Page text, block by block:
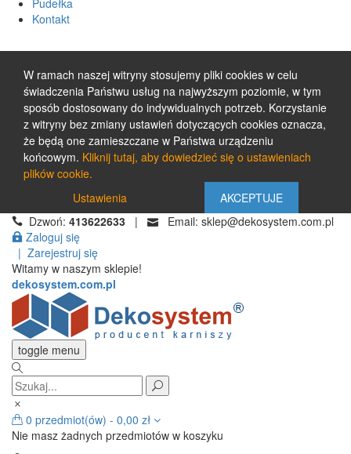
Pudełka
Kontakt
W ramach naszej witryny stosujemy pliki cookies w celu
świadczenia Państwu usług na najwyższym poziomie, w tym
sposób dostosowany do indywidualnych potrzeb. Korzystanie
z witryny bez zmiany ustawień dotyczących cookies oznacza,
że będą one zamieszczane w Państwa urządzeniu
końcowym. Kliknij tutaj, aby dowiedzieć się o ustawieniach
plików cookie.
Ustawienia
AKCEPTUJE
Dzwoń: 413622633 |
Email: sklep@dekosystem.com.pl
Zaloguj się
| Zarejestruj się
Witamy w naszym sklepie!
dekosystem.com.pl
toggle menu
0 przedmiot(ów) - 0,00 zł
Nie masz żadnych przedmiotów w koszyku